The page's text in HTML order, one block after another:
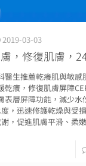
2019-03-03
，修復肌膚，
醫生推薦乾癢肌與敏感
乾癢，修復肌膚屏障
表層屏障功能，減少水
，迅速修護乾燥與受
，促進肌膚平滑、柔嫩